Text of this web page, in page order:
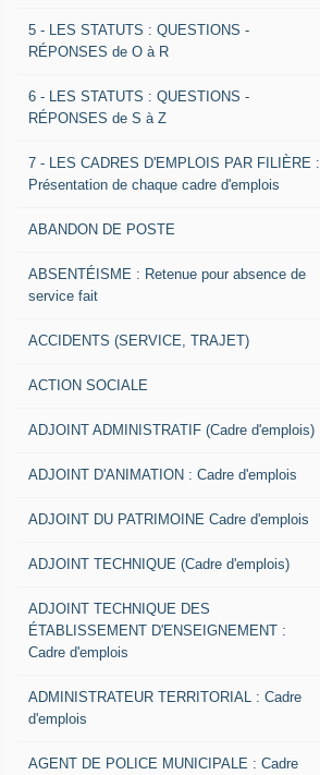
5 - LES STATUTS : QUESTIONS -
RÉPONSES de O à R
6 - LES STATUTS : QUESTIONS -
RÉPONSES de S à Z
7 - LES CADRES D'EMPLOIS PAR FILIÈRE :
Présentation de chaque cadre d'emplois
ABANDON DE POSTE
ABSENTÉISME : Retenue pour absence de
service fait
ACCIDENTS (SERVICE, TRAJET)
ACTION SOCIALE
ADJOINT ADMINISTRATIF (Cadre d'emplois)
ADJOINT D'ANIMATION : Cadre d'emplois
ADJOINT DU PATRIMOINE Cadre d'emplois
ADJOINT TECHNIQUE (Cadre d'emplois)
ADJOINT TECHNIQUE DES
ÉTABLISSEMENT D'ENSEIGNEMENT :
Cadre d'emplois
ADMINISTRATEUR TERRITORIAL : Cadre
d'emplois
AGENT DE POLICE MUNICIPALE : Cadre